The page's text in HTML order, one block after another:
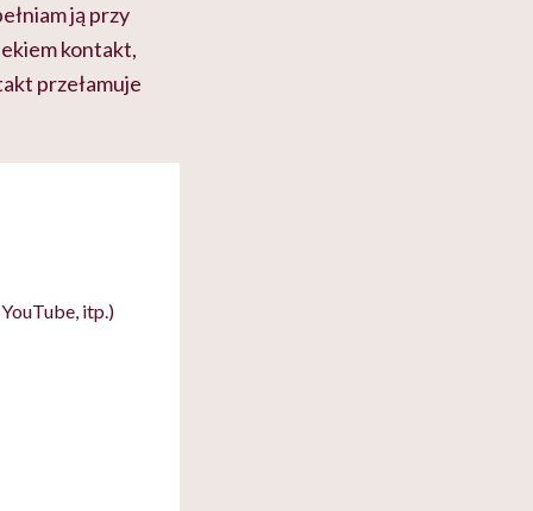
ją przy
kontakt,
przełamuje
itp.)